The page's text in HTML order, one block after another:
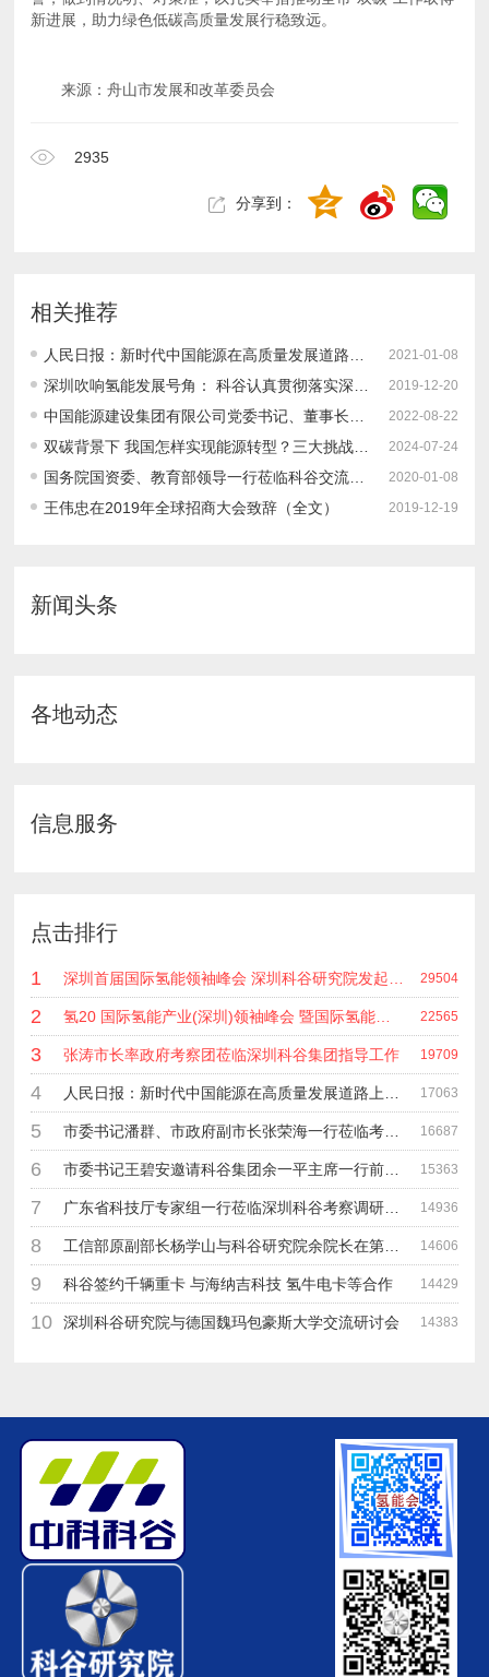
新进展，助力绿色低碳高质量发展行稳致远。
来源：舟山市发展和改革委员会
2935
分享到：
相关推荐
2021-01-08
2019-12-20
2022-08-22
双碳背景下 我国怎样实现能源转型？三大挑战、转型路径、发展建议 2024-07-24
国务院国资委、教育部领导一行莅临科谷交流座谈 探讨新形势下科谷人才培养定位和方向 2020-01-08
王伟忠在2019年全球招商大会致辞（全文） 2019-12-19
新闻头条
各地动态
信息服务
点击排行
1 29504
2 氢20 国际氢能产业(深圳)领袖峰会 暨国际氢能产业链展览会 22565
3 张涛市长率政府考察团莅临深圳科谷集团指导工作 19709
4 17063
5 市委书记潘群、市政府副市长张荣海一行莅临考察指导工作 16687
6 市委书记王碧安邀请科谷集团余一平主席一行前往工业转移园考察合作 15363
7 广东省科技厅专家组一行莅临深圳科谷考察调研“未来能源中心”项目 14936
8 工信部原副部长杨学山与科谷研究院余院长在第九届中电博览会交流 14606
9 科谷签约千辆重卡 与海纳吉科技 氢牛电卡等合作 14429
10 深圳科谷研究院与德国魏玛包豪斯大学交流研讨会 14383